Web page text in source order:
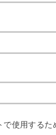
で使用する